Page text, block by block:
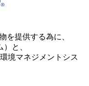
を提供する為に、
と、
境マネジメントシス